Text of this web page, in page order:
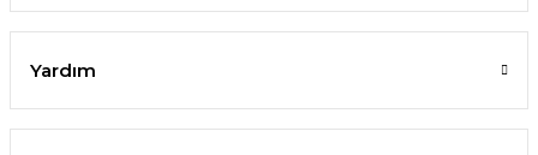
Yardım